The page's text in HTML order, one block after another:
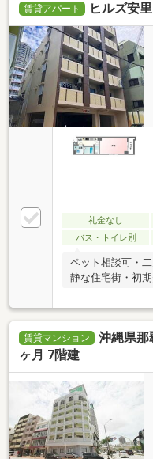
賃貸アパート ヒルズ安里
礼金なし
バス・トイレ別
ペット相談可・
静な住宅街・初
賃貸マンション
沖縄県那
ヶ月 7階建